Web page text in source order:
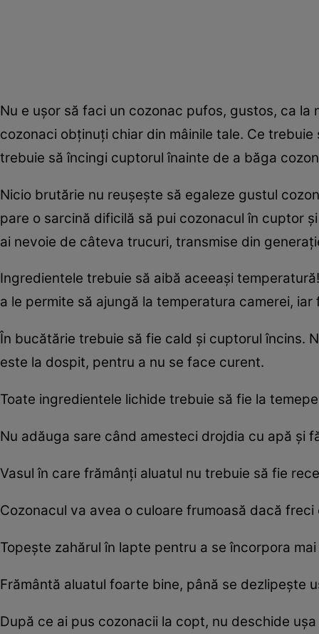
Nu e uşor să faci un cozonac pufos, gustos, ca la
cozonaci obţinuţi chiar din mâinile tale. Ce
trebuie să încingi cuptorul înainte de a băga
Nicio brutărie nu reuşeşte să egaleze gustul
pare o sarcină dificilă să pui cozonacul în cuptor
ai nevoie de câteva trucuri, transmise din
Ingredientele trebuie să aibă aceeaşi
a le permite să ajungă la temperatura camerei,
În bucătărie trebuie să fie cald şi cuptorul încins.
este la dospit, pentru a nu se face curent.
Toate ingredientele lichide trebuie să fie la
Nu adăuga sare când amesteci drojdia cu apă şi
Vasul în care frămânţi aluatul nu trebuie să fie
Cozonacul va avea o culoare frumoasă dacă
Topeşte zahărul în lapte pentru a se încorpora mai
Frământă aluatul foarte bine, până se dezlipeşte
După ce ai pus cozonacii la copt, nu deschide